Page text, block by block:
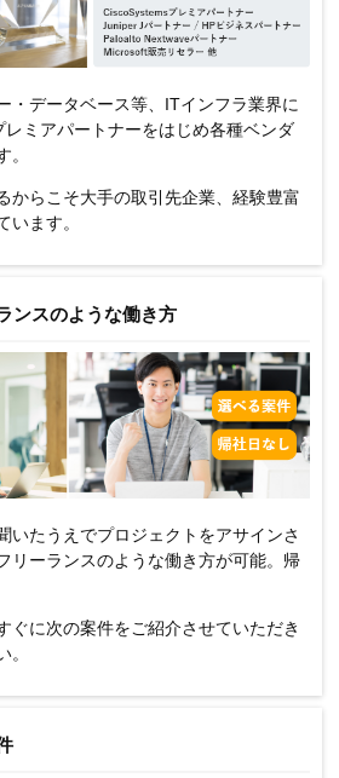
・データベース等、ITインフラ業界に
ミアパートナーをはじめ各種ベンダ
。
からこそ大手の取引先企業、経験豊富
います。
ンスのような働き方
いたうえでプロジェクトをアサインさ
リーランスのような働き方が可能。帰
ぐに次の案件をご紹介させていただき
。